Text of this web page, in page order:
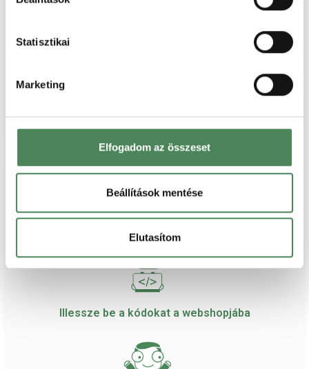
Statisztikai
Marketing
Elfogadom az összeset
Beállítások mentése
Elutasítom
Generálja a dokumentumokat
Illessze be a kódokat a webshopjába